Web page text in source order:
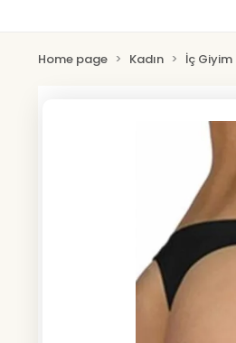
Home page Kadın İç Giyim